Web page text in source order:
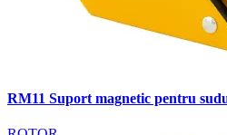
RM11 Suport magnetic pentru